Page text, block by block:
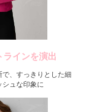
ラインを演出
、すっきりとした細
シュな印象に